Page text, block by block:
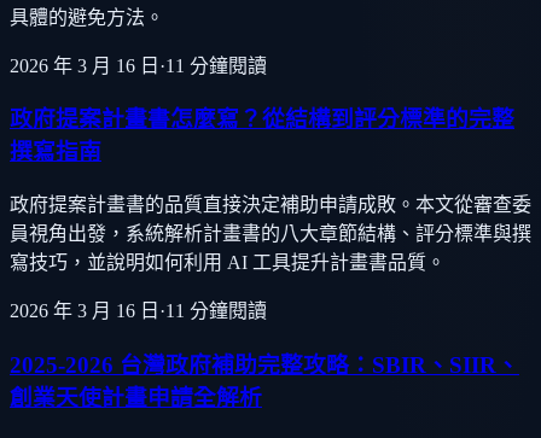
具體的避免方法。
2026 年 3 月 16 日 ·11 分鐘閱讀
政府提案計畫書怎麼寫？從結構到評分標準的完整
撰寫指南
政府提案計畫書的品質直接決定補助申請成敗。本文從審查委
員視角出發，系統解析計畫書的八大章節結構、評分標準與撰
寫技巧，並說明如何利用 AI 工具提升計畫書品質。
2026 年 3 月 16 日 ·11 分鐘閱讀
2025-2026 台灣政府補助完整攻略：SBIR、SIIR、
創業天使計畫申請全解析